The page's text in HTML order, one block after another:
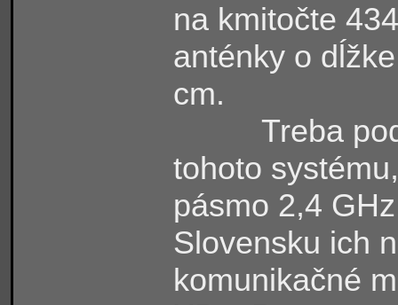
na kmitočte
anténky o
cm.
Treba
tohoto
pásmo 2,4
Slovensku ich
komunikačné